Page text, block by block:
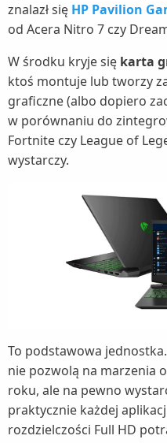
znalazł się HP Pavilion
od Acera Nitro 7 czy
W środku kryje się karta
ktoś montuje lub tworzy
graficzne (albo dopiero
w porównaniu do
Fortnite czy League of
wystarczy.
To podstawowa jednostka.
nie pozwolą na marzenia
roku, ale na pewno
praktycznie każdej
rozdzielczości Full HD